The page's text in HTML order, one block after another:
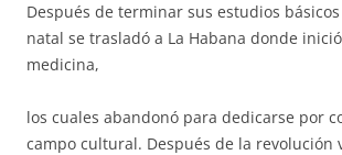
Después de terminar sus estudios
natal se trasladó a La Habana donde
medicina,
los cuales abandonó para dedicarse por
campo cultural. Después de la revolución